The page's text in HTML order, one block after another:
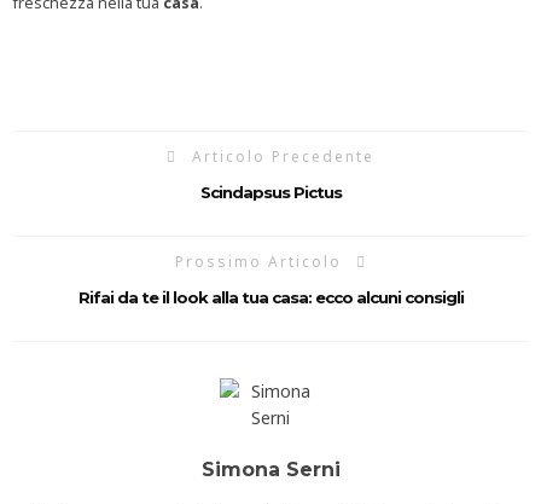
Articolo Precedente
Scindapsus Pictus
Prossimo Articolo
Rifai da te il look alla tua casa: ecco alcuni consigli
Simona Serni